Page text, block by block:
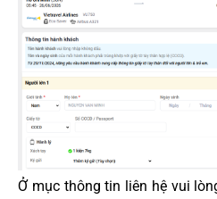
Ở mục thông tin liên hệ vui